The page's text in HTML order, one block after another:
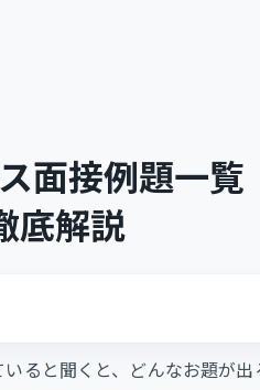
面接例題一
底解説
ると聞くと、どんなお題が